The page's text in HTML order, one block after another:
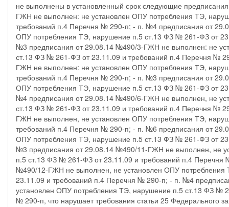
не выполнены в установленный срок следующие
ГЖН не выполнен: не установлен ОПУ потребления ТЭ,
требований п.4 Перечня № 290-п; - п. №4 предписания от
ОПУ потребления ТЭ, нарушение п.5 ст.13 ФЗ № 261-ФЗ от
№3 предписания от 29.08.14 №490/3-ГЖН не выполнен: не
ст.13 ФЗ № 261-ФЗ от 23.11.09 и требований п.4 Перечня №
ГЖН не выполнен: не установлен ОПУ потребления ТЭ,
требований п.4 Перечня № 290-п; - п. №3 предписания от
ОПУ потребления ТЭ, нарушение п.5 ст.13 ФЗ № 261-ФЗ от
№4 предписания от 29.08.14 №490/6-ГЖН не выполнен, не
ст.13 ФЗ № 261-ФЗ от 23.11.09 и требований п.4 Перечня №
ГЖН не выполнен, не установлен ОПУ потребления ТЭ,
требований п.4 Перечня № 290-п; - п. №6 предписания от
ОПУ потребления ТЭ, нарушение п.5 ст.13 ФЗ № 261-ФЗ от
№3 предписания от 29.08.14 №490/11-ГЖН не выполнен, не
п.5 ст.13 ФЗ № 261-ФЗ от 23.11.09 и требований п.4
№490/12-ГЖН не выполнен, не установлен ОПУ
23.11.09 и требований п.4 Перечня № 290-п; - п. №4
установлен ОПУ потребления ТЭ, нарушение п.5 ст.13 ФЗ №
№ 290-п, что нарушает требования статьи 25 Федерального